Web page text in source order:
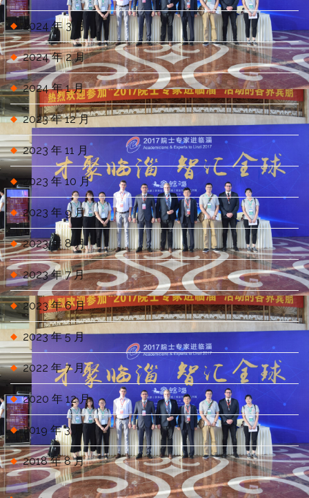
2024 年 3 月
2024 年 2 月
2024 年 1 月
2023 年 12 月
2023 年 11 月
2023 年 10 月
2023 年 9 月
2023 年 8 月
2023 年 7 月
2023 年 6 月
2023 年 5 月
2022 年 7 月
2020 年 12 月
2019 年 3 月
2018 年 8 月